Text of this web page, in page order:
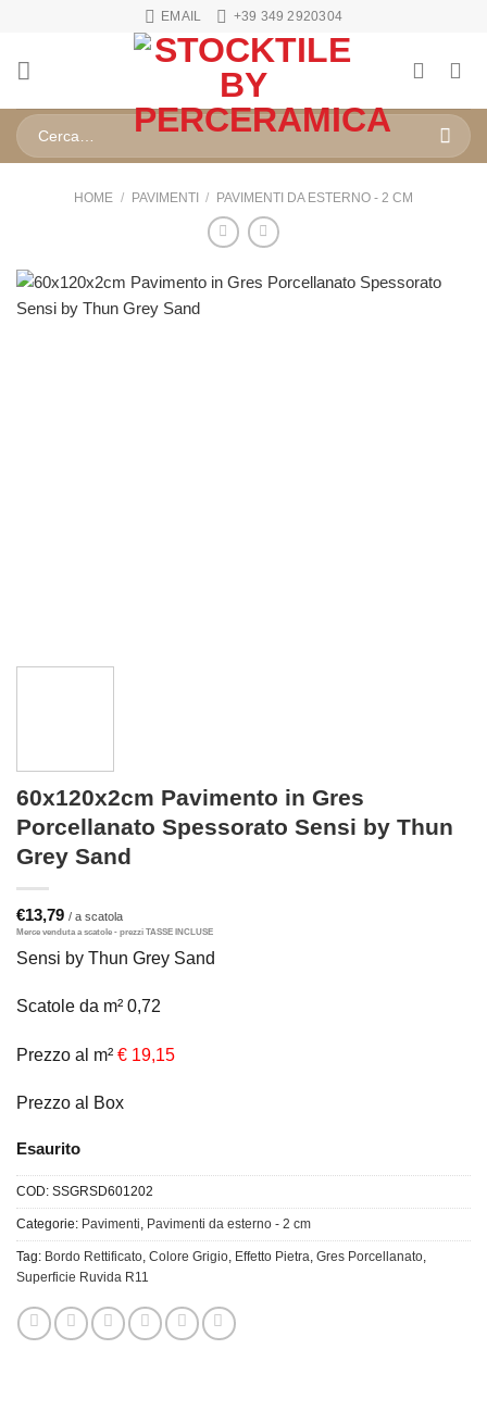
contenuti
EMAIL +39 349 2920304
Cerca:
HOME / PAVIMENTI / PAVIMENTI DA ESTERNO - 2 CM
60x120x2cm Pavimento in Gres
Porcellanato Spessorato Sensi by Thun
Grey Sand
€13,79
Sensi by Thun Grey Sand
Scatole da m² 0,72
Prezzo al m² € 19,15
Prezzo al Box
Esaurito
COD: SSGRSD601202
Categorie: Pavimenti Pavimenti da esterno - 2 cm
Tag: Bordo Rettificato Colore Grigio Effetto Pietra Gres Porcellanato
Superficie Ruvida R11